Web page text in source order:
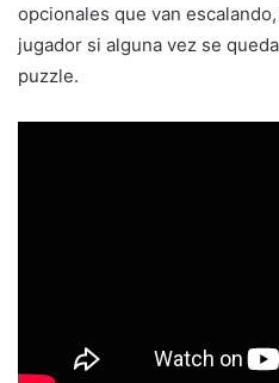
opcionales que van
jugador si alguna vez se
puzzle.